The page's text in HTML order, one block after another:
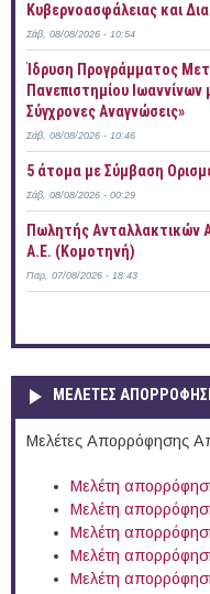
Κυβερνοασφάλειας και
Σάβ, 08/08/2026 - 10:54
Ίδρυση Προγράμματος
Πανεπιστημίου Ιωαννίνων
Σύγχρονες Αναγνώσεις»
Σάβ, 08/08/2026 - 10:46
5 άτομα με Σύμβαση
Σάβ, 08/08/2026 - 00:29
Πωλητής Ανταλλακτικών
Α.Ε. (Κομοτηνή)
Παρ, 07/08/2026 - 18:43
ΜΕΛΕΤΕΣ
Μελέτες Απορρόφησης
Μελέτη
Μελέτη
Μελέτη
Μελέτη
Μελέτη